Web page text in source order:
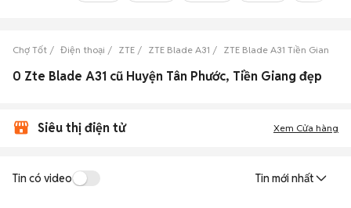
Chợ Tốt Điện thoại ZTE ZTE Blade A31 ZTE Blade A31 Tiền Giang
0 Zte Blade A31 cũ Huyện Tân Phước, Tiền Giang đẹp
Siêu thị điện tử Xem Cửa hàng
Tin có video Tin mới nhất